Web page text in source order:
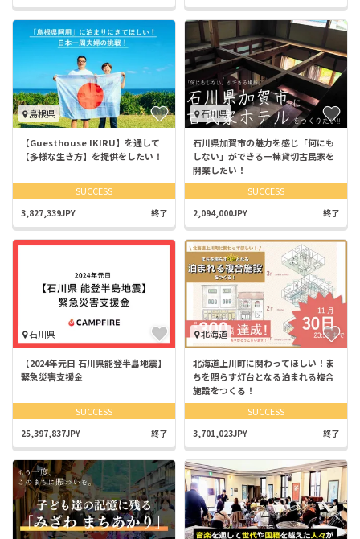
島根県
【Guesthouse IKIRU】を通して
【多様な生き方】を提供をしたい！
SUCCESS
3,827,339JPY 終了
石川県
石川県加賀市の魅力を感じ「何にも
しない」ができる一棟貸切古民家を
開業したい！
SUCCESS
2,094,000JPY 終了
石川県
【2024年元日 石川県能登半島地震】
緊急災害支援金
SUCCESS
25,397,837JPY 終了
北海道
北海道上川町に関わってほしい！ま
ちを照らす灯台となる泊まれる複合
施設をつくる！
SUCCESS
3,701,023JPY 終了